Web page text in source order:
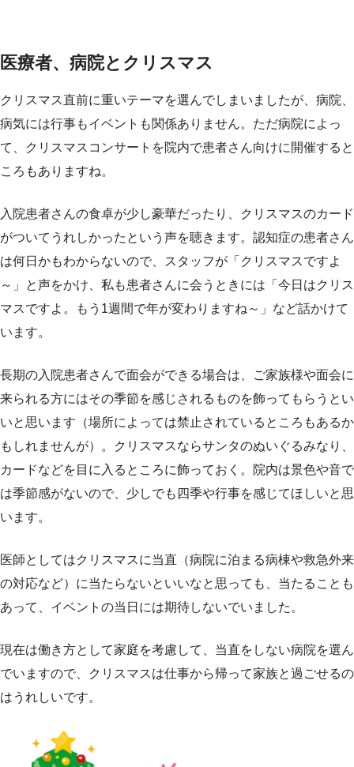
医療者、病院とクリスマス
クリスマス直前に重いテーマを選んでしまいましたが、病院、
病気には行事もイベントも関係ありません。ただ病院によっ
て、クリスマスコンサートを院内で患者さん向けに開催すると
ころもありますね。
入院患者さんの食卓が少し豪華だったり、クリスマスのカード
がついてうれしかったという声を聴きます。認知症の患者さん
は何日かもわからないので、スタッフが「クリスマスですよ
～」と声をかけ、私も患者さんに会うときには「今日はクリス
マスですよ。もう1週間で年が変わりますね～」など話かけて
います。
長期の入院患者さんで面会ができる場合は、ご家族様や面会に
来られる方にはその季節を感じされるものを飾ってもらうとい
いと思います（場所によっては禁止されているところもあるか
もしれませんが）。クリスマスならサンタのぬいぐるみなり、
カードなどを目に入るところに飾っておく。院内は景色や音で
は季節感がないので、少しでも四季や行事を感じてほしいと思
います。
医師としてはクリスマスに当直（病院に泊まる病棟や救急外来
の対応など）に当たらないといいなと思っても、当たることも
あって、イベントの当日には期待しないでいました。
現在は働き方として家庭を考慮して、当直をしない病院を選ん
でいますので、クリスマスは仕事から帰って家族と過ごせるの
はうれしいです。